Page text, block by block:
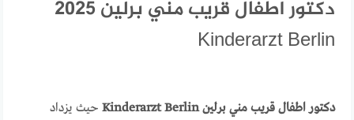
دكتور اطفال قريب مني برلين 2025
Kinderarzt Berlin
دكتور اطفال قريب مني برلين Kinderarzt Berlin
حيث يزداد